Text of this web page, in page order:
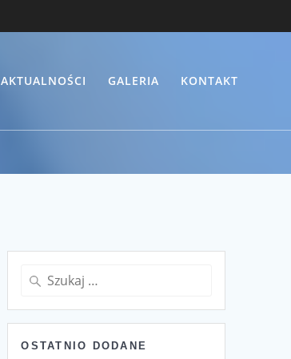
AKTUALNOŚCI GALERIA KONTAKT
Szukaj:
OSTATNIO DODANE